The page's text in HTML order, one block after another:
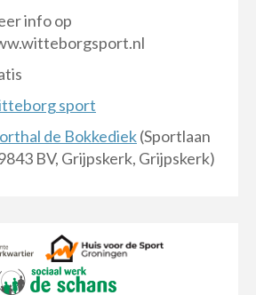
info op
sport
de Bokkediek(Sportlaan
BV, Grijpskerk, Grijpskerk)